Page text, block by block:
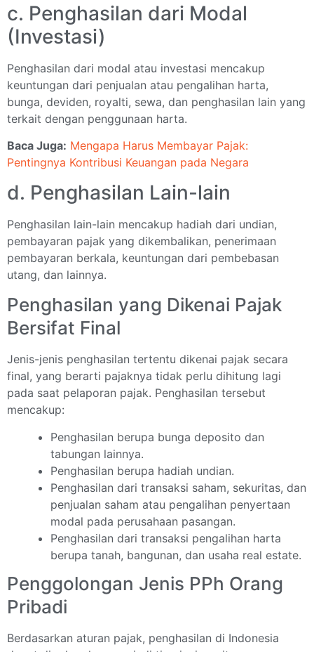
c. Penghasilan dari Modal
(Investasi)
Penghasilan dari modal atau investasi mencakup
keuntungan dari penjualan atau pengalihan harta,
bunga, deviden, royalti, sewa, dan penghasilan lain yang
terkait dengan penggunaan harta.
Baca Juga: Mengapa Harus Membayar Pajak:
Pentingnya Kontribusi Keuangan pada Negara
d. Penghasilan Lain-lain
Penghasilan lain-lain mencakup hadiah dari undian,
pembayaran pajak yang dikembalikan, penerimaan
pembayaran berkala, keuntungan dari pembebasan
utang, dan lainnya.
Penghasilan yang Dikenai Pajak
Bersifat Final
Jenis-jenis penghasilan tertentu dikenai pajak secara
final, yang berarti pajaknya tidak perlu dihitung lagi
pada saat pelaporan pajak. Penghasilan tersebut
mencakup:
Penghasilan berupa bunga deposito dan
tabungan lainnya.
Penghasilan berupa hadiah undian.
Penghasilan dari transaksi saham, sekuritas, dan
penjualan saham atau pengalihan penyertaan
modal pada perusahaan pasangan.
Penghasilan dari transaksi pengalihan harta
berupa tanah, bangunan, dan usaha real estate.
Penggolongan Jenis PPh Orang
Pribadi
Berdasarkan aturan pajak, penghasilan di Indonesia